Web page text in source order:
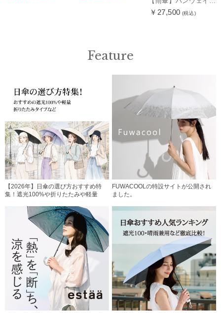
￥27,500 (税込)
Feature
【2026年】日傘の選び方おすすめ特
集！遮光100%や折りたたみや軽量
FUWACOOLの特設サイトが公開され
ました。